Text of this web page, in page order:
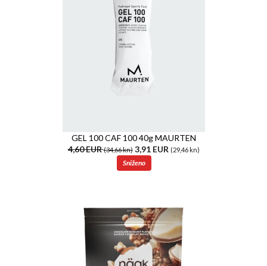
GEL 100 CAF 100 40g MAURTEN
4,60 EUR(34,66 kn)3,91 EUR (29,46 kn)
Sniženo